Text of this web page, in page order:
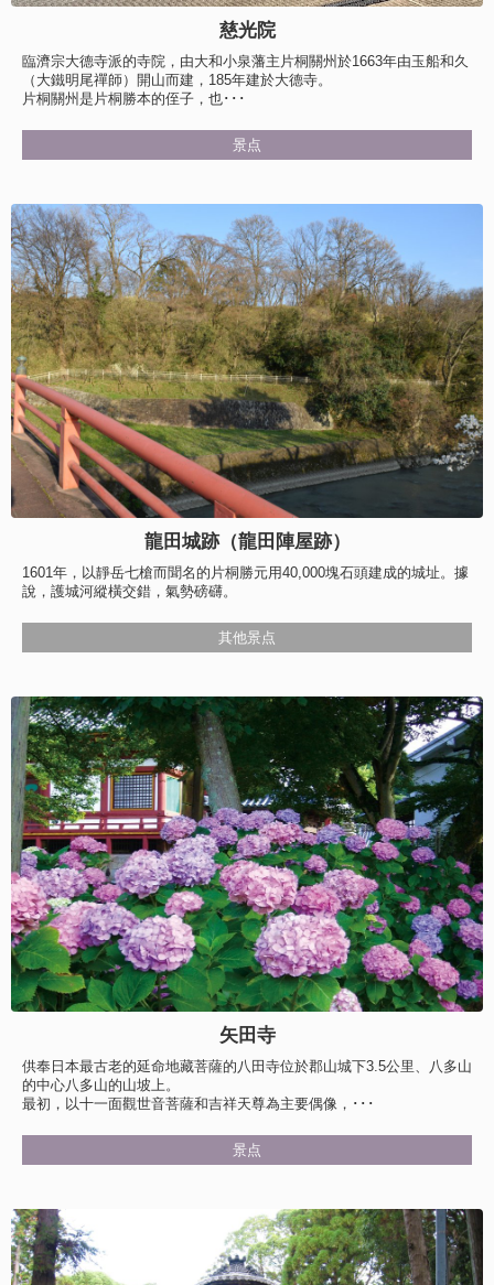
慈光院
臨濟宗大德寺派的寺院，由大和小泉藩主片桐關州於1663年由玉船和久
（大鐵明尾禪師）開山而建，185年建於大德寺。
片桐關州是片桐勝本的侄子，也･･･
景点
龍田城跡（龍田陣屋跡）
1601年，以靜岳七槍而聞名的片桐勝元用40,000塊石頭建成的城址。據
說，護城河縱橫交錯，氣勢磅礴。
其他景点
矢田寺
供奉日本最古老的延命地藏菩薩的八田寺位於郡山城下3.5公里、八多山
的中心八多山的山坡上。
最初，以十一面觀世音菩薩和吉祥天尊為主要偶像，･･･
景点